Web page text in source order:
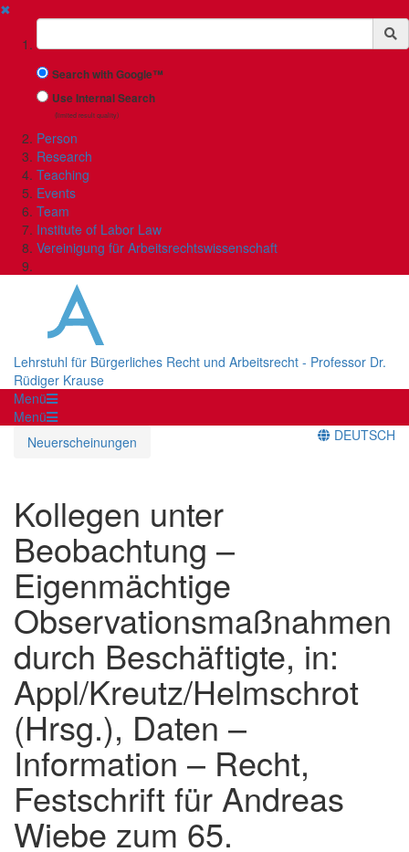
✖
Suchbegriff
Search with Google™
Use Internal Search
(limited result quality)
Person
Research
Teaching
Events
Team
Institute of Labor Law
Vereinigung für Arbeitsrechtswissenschaft
Lehrstuhl für Bürgerliches Recht und Arbeitsrecht - Professor Dr.
Rüdiger Krause
Menü
Menü
Neuerscheinungen
DEUTSCH
Kollegen unter
Beobachtung –
Eigenmächtige
Observationsmaßnahmen
durch Beschäftigte, in:
Appl/Kreutz/Helmschrot
(Hrsg.), Daten –
Information – Recht,
Festschrift für Andreas
Wiebe zum 65.